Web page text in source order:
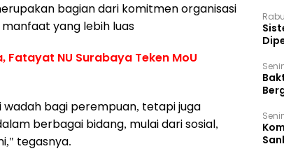
bagian dari komitmen organisasi
yang lebih luas
NU Surabaya Teken MoU
wadah bagi perempuan, tetapi juga
berbagai bidang, mulai dari sosial,
tegasnya.